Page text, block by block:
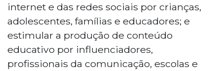
internet e das redes sociais por crianças,
adolescentes, famílias e educadores; e
estimular a produção de conteúdo
educativo por influenciadores,
profissionais da comunicação, escolas e